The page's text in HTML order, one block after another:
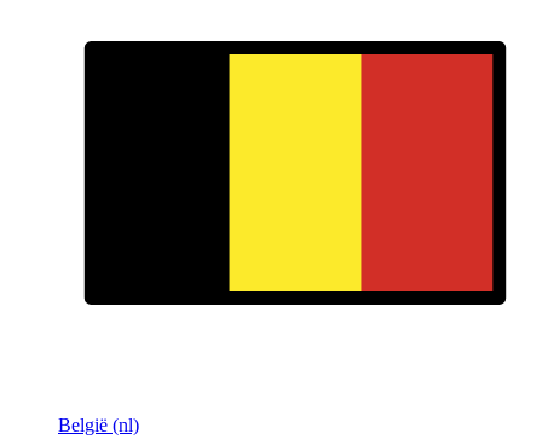
België (nl)